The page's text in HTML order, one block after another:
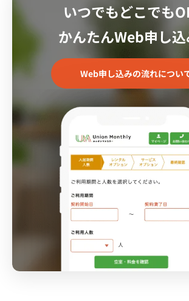
中野駅前の「中野セントラルパーク」に
ショップなどの
商業施設をはじめ、ホールやクリニック
さらには四季の森公園はイベントや憩い
まれています。
いつでもどこでも
かんたんWeb申し込
Web申し込みの流れについ